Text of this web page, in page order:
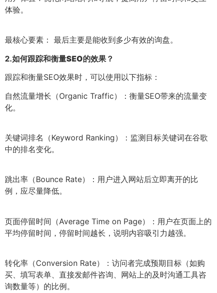
体验。
最核心要素： 最后主要是能收到多少有效的询盘。
2.如何跟踪和衡量SEO的效果？
跟踪和衡量SEO效果时，可以使用以下指标：
自然流量增长（Organic Traffic）：衡量SEO带来的流量变
化。
关键词排名（Keyword Ranking）：监测目标关键词在谷歌
中的排名变化。
跳出率（Bounce Rate）：用户进入网站后立即离开的比
例，应尽量降低。
页面停留时间（Average Time on Page）：用户在页面上的
平均停留时间，停留时间越长，说明内容吸引力越强。
转化率（Conversion Rate）：访问者完成预期目标（如购
买、填写表单、直接发邮件咨询、网站上的及时沟通工具咨
询数量等）的比例。